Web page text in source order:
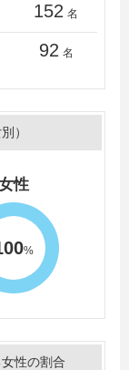
152 名
92 名
）
性
%
性の割合